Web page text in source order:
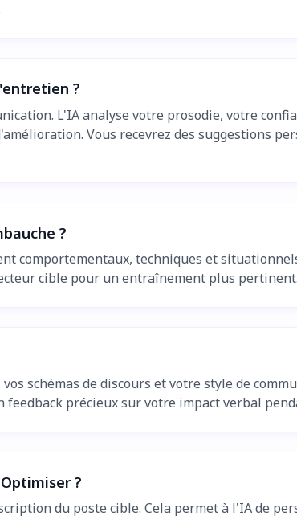
?
L'IA analyse votre prosodie, votre
Vous recevrez des suggestions
?
techniques et
cible pour un entraînement plus pertinent.
schémas de discours et votre style de
précieux sur votre impact verbal
?
du poste cible. Cela permet à l'IA de